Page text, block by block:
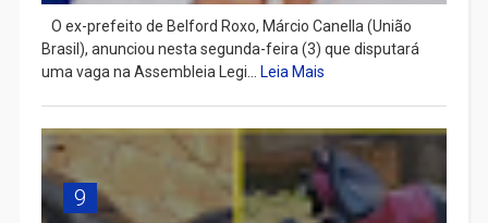
​ O ex-prefeito de Belford Roxo, Márcio Canella (União
Brasil), anunciou nesta segunda-feira (3) que disputará
uma vaga na Assembleia Legi...
Leia Mais
9